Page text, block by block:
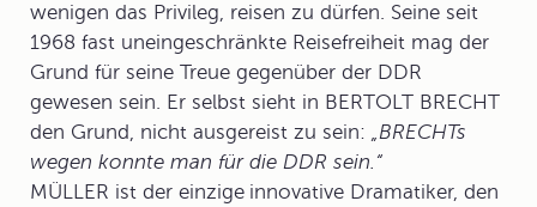
wenigen das Privileg, reisen zu dürfen. Seine seit
1968 fast uneingeschränkte Reisefreiheit mag der
Grund für seine Treue gegenüber der DDR
gewesen sein. Er selbst sieht in BERTOLT BRECHT
den Grund, nicht ausgereist zu sein: „BRECHTs
wegen konnte man für die DDR sein.“
MÜLLER ist der einzige innovative Dramatiker, den